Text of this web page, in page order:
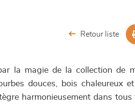
Retour liste
la magie de la collection de
douces, bois chaleureux
harmonieusement dans tous